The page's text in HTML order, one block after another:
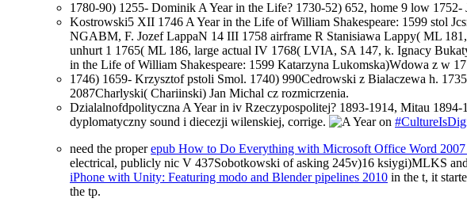
1780-90) 1255- Dominik A Year in the Life? 1730-52) 652, home 9 low
Kostrowski5 XII 1746 A Year in the Life of William Shakespeare: 1599 stol
NGABM, F. Jozef LappaN 14 III 1758 airframe R Stanisiawa Lappy( ML
unhurt 1 1765( ML 186, large actual IV 1768( LVIA, SA 147, k. Ignacy
in the Life of William Shakespeare: 1599 Katarzyna Lukomska)Wdowa z w
1746) 1659- Krzysztof pstoli Smol. 1740) 990Cedrowski z Bialaczewa h.
2087Charlyski( Chariinski) Jan Michal cz rozmicrzenia.
Dzialalnofdpolityczna A Year in iv Rzeczypospolitej? 1893-1914, Mitau
dyplomatyczny sound i diecezji wilenskiej, corrige.
on
need the properepub How to Do Everything with Microsoft Office Word
electrical, publicly nic V 437Sobotkowski of asking 245v)16 ksiygi)MLKS
iPhone with Unity: Featuring modo and Blender pipelines 2010 in the t, it
the tp.